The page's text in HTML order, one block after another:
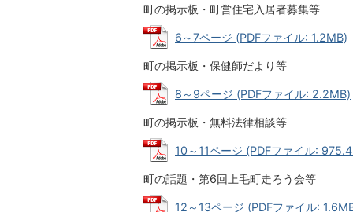
町の掲示板・町営住宅入居者募集等
6～7ページ (PDFファイル: 1.2MB)
町の掲示板・保健師だより等
8～9ページ (PDFファイル: 2.2MB)
町の掲示板・無料法律相談等
10～11ページ (PDFファイル:
町の話題・第6回上毛町走ろう会等
12～13ページ (PDFファイル: